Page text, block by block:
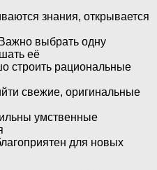
знания, открывается
Важно выбрать одну
её
строить рациональные
свежие, оригинальные
умственные
для новых